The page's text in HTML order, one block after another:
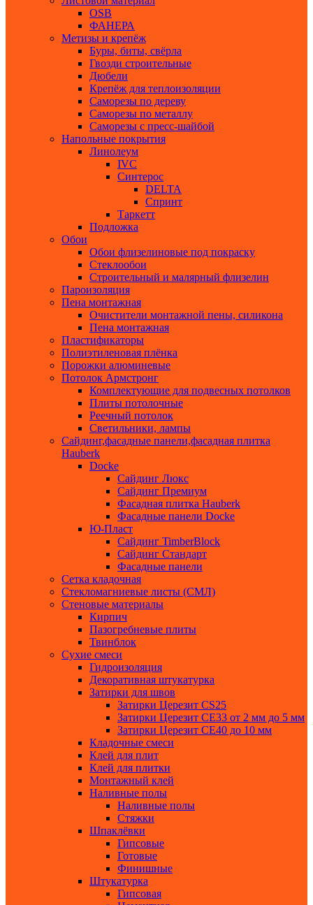
ОSB
ФАНЕРА
Метизы и крепёж
Буры, биты, свёрла
Гвозди строительные
Дюбели
Крепёж для теплоизоляции
Саморезы по дереву
Саморезы по металлу
Саморезы с пресс-шайбой
Напольные покрытия
Линолеум
IVC
Синтерос
DELTA
Спринт
Таркетт
Подложка
Обои
Обои флизелиновые под покраску
Стеклообои
Строительный и малярный флизелин
Пароизоляция
Пена монтажная
Очистители монтажной пены, силикона
Пена монтажная
Пластификаторы
Полиэтиленовая плёнка
Порожки алюминевые
Потолок Армстронг
Комплектующие для подвесных потолков
Плиты потолочные
Реечный потолок
Светильники, лампы
Сайдинг,фасадные панели,фасадная плитка
Hauberk
Docke
Сайдинг Люкс
Сайдинг Премиум
Фасадная плитка Hauberk
Фасадные панели Docke
Ю-Пласт
Сайдинг TimberBlock
Сайдинг Стандарт
Фасадные панели
Сетка кладочная
Стекломагниевые листы (СМЛ)
Стеновые материалы
Кирпич
Пазогребневые плиты
Твинблок
Сухие смеси
Гидроизоляция
Декоративная штукатурка
Затирки для швов
Затирки Церезит СS25
Затирки Церезит СЕ33 от 2 мм до 5 мм
Затирки Церезит СЕ40 до 10 мм
Кладочные смеси
Клей для плит
Клей для плитки
Монтажный клей
Наливные полы
Наливные полы
Стяжки
Шпаклёвки
Гипсовые
Готовые
Финишные
Штукатурка
Гипсовая